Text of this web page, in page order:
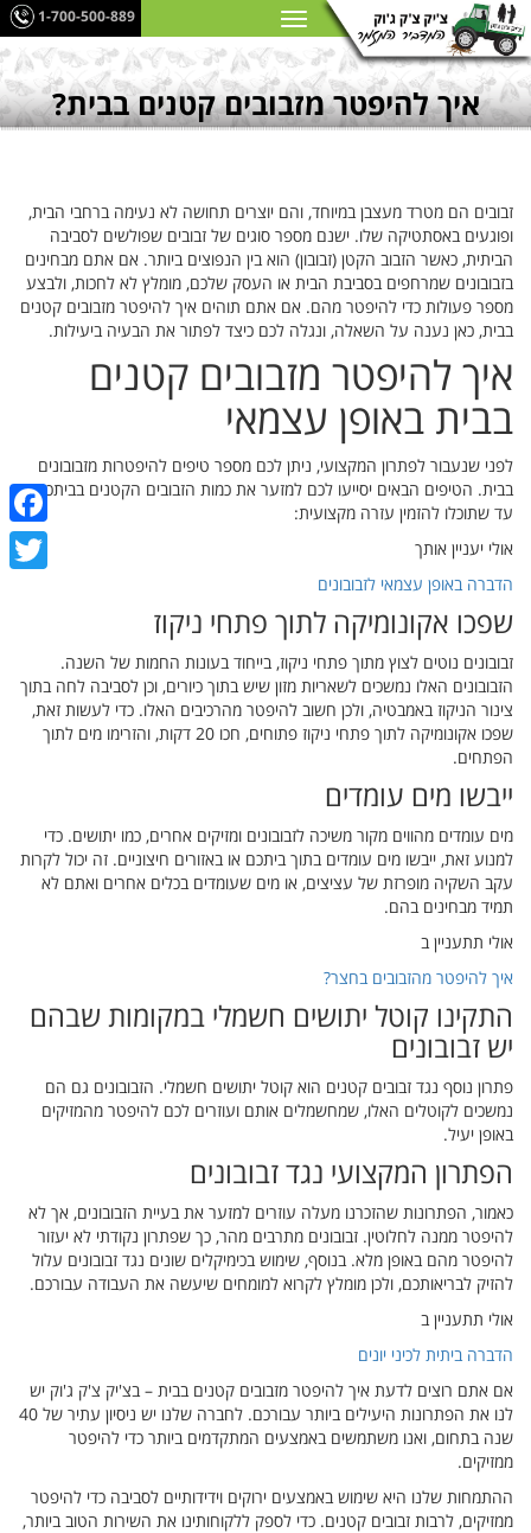
1-700-500-889
איך להיפטר מזבובים קטנים בבית?
זבובים הם מטרד מעצבן במיוחד, והם יוצרים תחושה לא נעימה ברחבי הבית,
ופוגעים באסתטיקה שלו. ישנם מספר סוגים של זבובים שפולשים לסביבה
הביתית, כאשר הזבוב הקטן (זבובון) הוא בין הנפוצים ביותר. אם אתם מבחינים
בזבובונים שמרחפים בסביבת הבית או העסק שלכם, מומלץ לא לחכות, ולבצע
מספר פעולות כדי להיפטר מהם. אם אתם תוהים איך להיפטר מזבובים קטנים
בבית, כאן נענה על השאלה, ונגלה לכם כיצד לפתור את הבעיה ביעילות.
איך להיפטר מזבובים קטנים
בבית באופן עצמאי
לפני שנעבור לפתרון המקצועי, ניתן לכם מספר טיפים להיפטרות מזבובונים
בבית. הטיפים הבאים יסייעו לכם למזער את כמות הזבובים הקטנים בביתכם
עד שתוכלו להזמין עזרה מקצועית:
אולי יעניין אותך
הדברה באופן עצמאי לזבובונים
שפכו אקונומיקה לתוך פתחי ניקוז
זבובונים נוטים לצוץ מתוך פתחי ניקוז, בייחוד בעונות החמות של השנה.
הזבובונים האלו נמשכים לשאריות מזון שיש בתוך כיורים, וכן לסביבה לחה בתוך
צינור הניקוז באמבטיה, ולכן חשוב להיפטר מהרכיבים האלו. כדי לעשות זאת,
שפכו אקונומיקה לתוך פתחי ניקוז פתוחים, חכו 20 דקות, והזרימו מים לתוך
הפתחים.
ייבשו מים עומדים
מים עומדים מהווים מקור משיכה לזבובונים ומזיקים אחרים, כמו יתושים. כדי
למנוע זאת, ייבשו מים עומדים בתוך ביתכם או באזורים חיצוניים. זה יכול לקרות
עקב השקיה מופרזת של עציצים, או מים שעומדים בכלים אחרים ואתם לא
תמיד מבחינים בהם.
אולי תתעניין ב
איך להיפטר מהזבובים בחצר?
התקינו קוטל יתושים חשמלי במקומות שבהם
יש זבובונים
פתרון נוסף נגד זבובים קטנים הוא קוטל יתושים חשמלי. הזבובונים גם הם
נמשכים לקוטלים האלו, שמחשמלים אותם ועוזרים לכם להיפטר מהמזיקים
באופן יעיל.
הפתרון המקצועי נגד זבובונים
כאמור, הפתרונות שהזכרנו מעלה עוזרים למזער את בעיית הזבובונים, אך לא
להיפטר ממנה לחלוטין. זבובונים מתרבים מהר, כך שפתרון נקודתי לא יעזור
להיפטר מהם באופן מלא. בנוסף, שימוש בכימיקלים שונים נגד זבובונים עלול
להזיק לבריאותכם, ולכן מומלץ לקרוא למומחים שיעשה את העבודה עבורכם.
אולי תתעניין ב
הדברה ביתית לכיני יונים
אם אתם רוצים לדעת איך להיפטר מזבובים קטנים בבית – בצ'יק צ'ק ג'וק יש
לנו את הפתרונות היעילים ביותר עבורכם. לחברה שלנו יש ניסיון עתיר של 40
שנה בתחום, ואנו משתמשים באמצעים המתקדמים ביותר כדי להיפטר
ממזיקים.
ההתמחות שלנו היא שימוש באמצעים ירוקים וידידותיים לסביבה כדי להיפטר
ממזיקים, לרבות זבובים קטנים. כדי לספק ללקוחותינו את השירות הטוב ביותר,